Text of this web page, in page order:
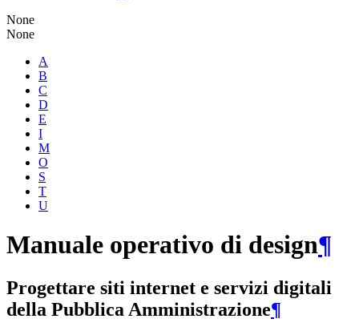
None
None
A
B
C
D
E
I
M
O
S
T
U
Manuale operativo di design¶
Progettare siti internet e servizi digitali
della Pubblica Amministrazione¶